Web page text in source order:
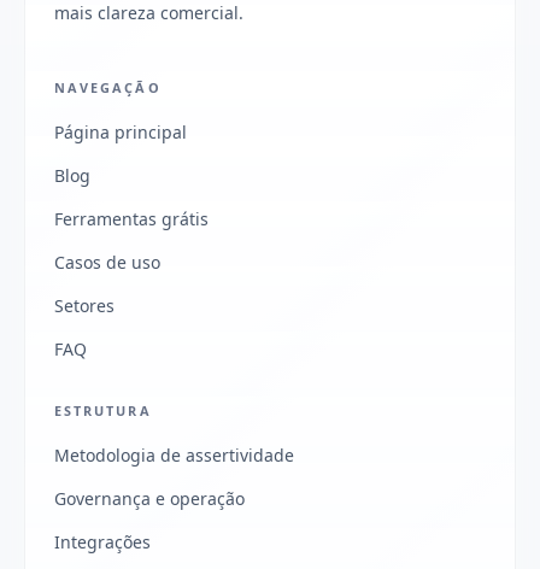
mais clareza comercial.
NAVEGAÇÃO
Página principal
Blog
Ferramentas grátis
Casos de uso
Setores
FAQ
ESTRUTURA
Metodologia de assertividade
Governança e operação
Integrações